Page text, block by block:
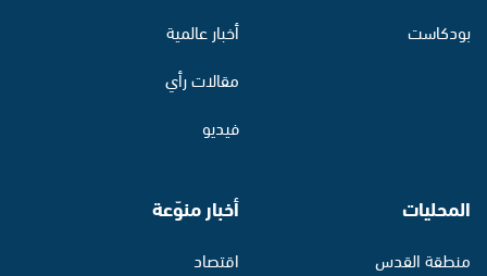
بودكاست
أخبار عالمية
مقالات رأي
فيديو
المحليات
منطقة القدس
أخبار منوّعة
اقتصاد